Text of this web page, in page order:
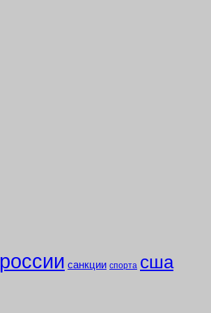
россии санкции спорта сша